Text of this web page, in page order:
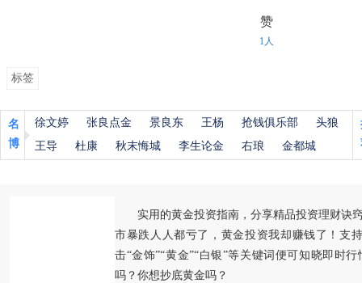
赞
1人
标签
名
博
徐文婷 张良点金 景良东 王杨 抢钱俱乐部
头狼
王导
杜康 秋末悔城 李生论金 右琅 金都城
实用的黄金投资指南，分享精品投资理财诀
市暴跌人人都亏了，黄金投资我却赚钱了！支
击“金饰”“黄金”“白银”等关键词便可知晓即时
吗？你想抄底黄金吗？